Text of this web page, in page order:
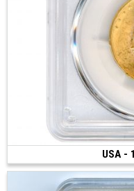
USA -
(1932 • Philadelphie • 16.71 g •